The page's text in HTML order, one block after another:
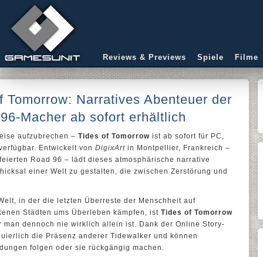
Reviews & Previews Spiele Filme
Tomorrow: Narratives Abenteuer der
Macher ab sofort erhältlich
aufzubrechen – Tides of Tomorrow ist ab sofort für PC,
Entwickelt von DigixArt in Montpellier, Frankreich –
Road 96 – lädt dieses atmosphärische narrative
einer Welt zu gestalten, die zwischen Zerstörung und
in der die letzten Überreste der Menschheit auf
Städten ums Überleben kämpfen, ist Tides of Tomorrow
dennoch nie wirklich allein ist. Dank der Online Story-
die Präsenz anderer Tidewalker und können
folgen oder sie rückgängig machen.